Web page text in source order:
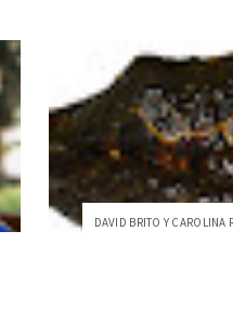
DAVID BRITO Y CAROLINA